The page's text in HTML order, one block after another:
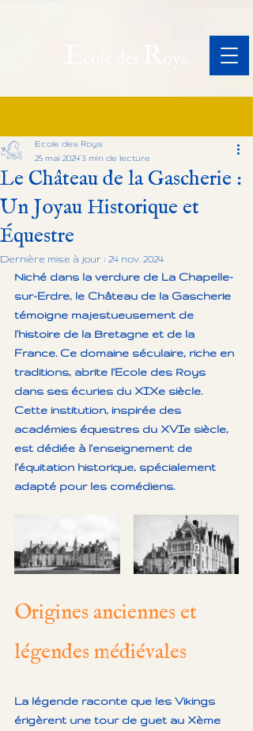
Le Château de la Gascherie :
Un Joyau Historique et
Équestre
Ecole des Roys
25 mai 20243 min de lecture
Dernière mise à jour : 24 nov. 2024
Niché dans la verdure de La Chapelle-
sur-Erdre, le Château de la Gascherie
témoigne majestueusement de
l'histoire de la Bretagne et de la
France. Ce domaine séculaire, riche en
traditions, abrite l'Ecole des Roys
dans ses écuries du XIXe siècle.
Cette institution, inspirée des
académies équestres du XVIe siècle,
est dédiée à l'enseignement de
l'équitation historique, spécialement
adapté pour les comédiens.
Origines anciennes et
légendes médiévales
La légende raconte que les Vikings
érigèrent une tour de guet au Xème